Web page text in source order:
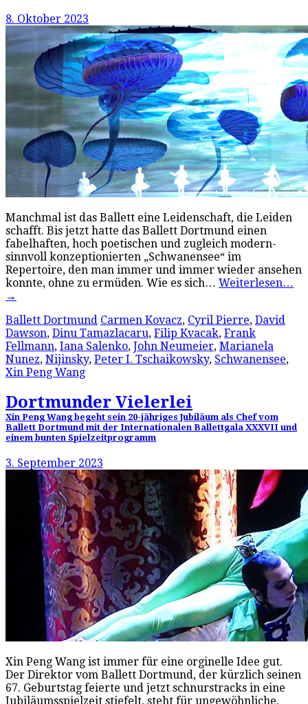
8. Oktober 2023
Manchmal ist das Ballett eine Leidenschaft, die Leiden
schafft. Bis jetzt hatte das Ballett Dortmund einen
fabelhaften, hoch poetischen und zugleich modern-
sinnvoll konzeptionierten „Schwanensee“ im
Repertoire, den man immer und immer wieder ansehen
konnte, ohne zu ermüden. Wie es sich… Weiterlesen…
→
Ballett Dortmund Carmen Kovacz, Cyril Pierre, David
Dawson, Dinu Tamazlacaru, Filip Kvacak, Frank
Fellmann, Iana Salenko, John Neumeier, Marianela
Nunez, Nijinsky, Peter I. Tschaikowsky, Schwanensee,
Xin Peng Wang
Dortmunder Vielerlei
Xin Peng Wang begeht sein 20-jähriges Jubiläum als Chef vom
Ballett Dortmund mit der Internationalen Ballettgala XXXVII und
einem bunten Spielzeitprogramm
3. September 2023
Xin Peng Wang ist immer für eine orginelle Idee gut.
Der Direktor vom Ballett Dortmund, der kürzlich seinen
67. Geburtstag feierte und jetzt schnurstracks in eine
Jubiläumsspielzeit stiefelt, steht für ungewöhnliche,